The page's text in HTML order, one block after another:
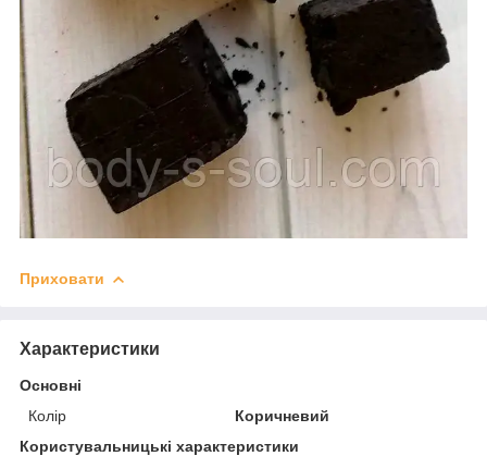
Приховати
Характеристики
Основні
Колір
Коричневий
Користувальницькі характеристики